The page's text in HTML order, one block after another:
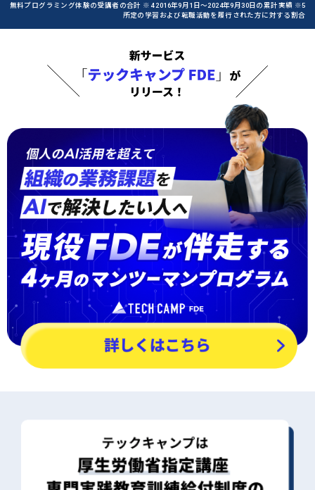
無料プログラミング体験の受講者の合計 ※4 2016年9月1日〜2024年9月30日の累計実績 ※5
所定の学習および転職活動を履行された方に対する割合